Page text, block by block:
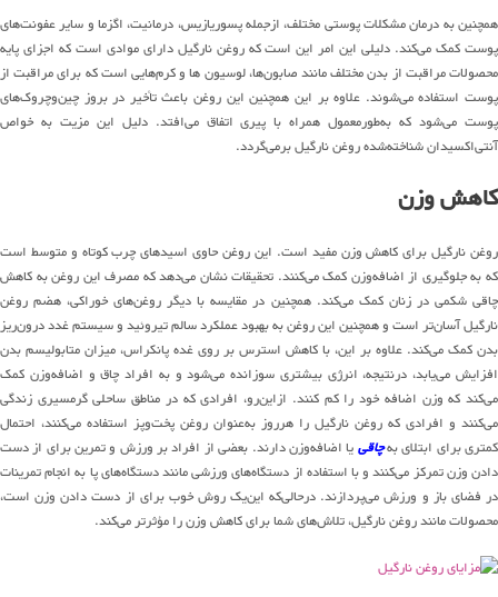
همچنین به درمان مشکلات پوستی مختلف، ازجمله پسوریازیس، درمانیت، اگزما و سایر عفونت‌های
پوست کمک می‌کند. دلیلی این امر این است که روغن نارگیل دارای موادی است که اجزای پایه
محصولات مراقبت از بدن مختلف مانند صابون‌ها، لوسیون ها و کرم‌هایی است که برای مراقبت از
پوست استفاده می‌شوند. علاوه بر این همچنین این روغن باعث تأخیر در بروز چین‌وچروک‌های
پوست می‌شود که به‌طورمعمول همراه با پیری اتفاق می‌افتد. دلیل این مزیت به خواص
آنتی‌اکسیدان شناخته‌شده روغن نارگیل برمی‌گردد.
کاهش وزن
روغن نارگیل برای کاهش وزن مفید است. این روغن حاوی اسیدهای چرب کوتاه و متوسط است
که به جلوگیری از اضافه‌وزن کمک می‌کنند. تحقیقات نشان می‌دهد که مصرف این روغن به کاهش
چاقی شکمی در زنان کمک می‌کند. همچنین در مقایسه با دیگر روغن‌های خوراکی، هضم روغن
نارگیل آسان‌تر است و همچنین این روغن به بهبود عملکرد سالم تیروئید و سیستم غدد درون‌ریز
بدن کمک می‌کند. علاوه بر این، با کاهش استرس بر روی غده پانکراس، میزان متابولیسم بدن
افزایش می‌یابد، درنتیجه، انرژی بیشتری سوزانده می‌شود و به افراد چاق و اضافه‌وزن کمک
می‌کند که وزن اضافه خود را کم کنند. ازاین‌رو، افرادی که در مناطق ساحلی گرمسیری زندگی
می‌کنند و افرادی که روغن نارگیل را هرروز به‌عنوان روغن پخت‌وپز استفاده می‌کنند، احتمال
کمتری برای ابتلای بهچاقییا اضافه‌وزن دارند. بعضی از افراد بر ورزش و تمرین برای از دست
دادن وزن تمرکز می‌کنند و با استفاده از دستگاه‌های ورزشی مانند دستگاه‌های پا به انجام تمرینات
در فضای باز و ورزش می‌پردازند. درحالی‌که این‌یک روش خوب برای از دست دادن وزن است،
محصولات مانند روغن نارگیل، تلاش‌های شما برای کاهش وزن را مؤثرتر می‌کند.